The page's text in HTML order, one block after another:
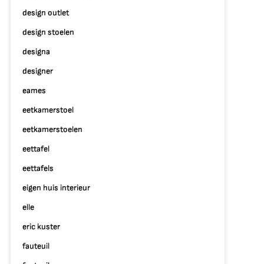
design outlet
design stoelen
designa
designer
eames
eetkamerstoel
eetkamerstoelen
eettafel
eettafels
eigen huis interieur
elle
eric kuster
fauteuil